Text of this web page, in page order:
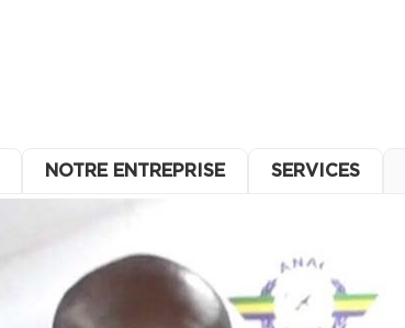
NOTRE ENTREPRISE SERVICES